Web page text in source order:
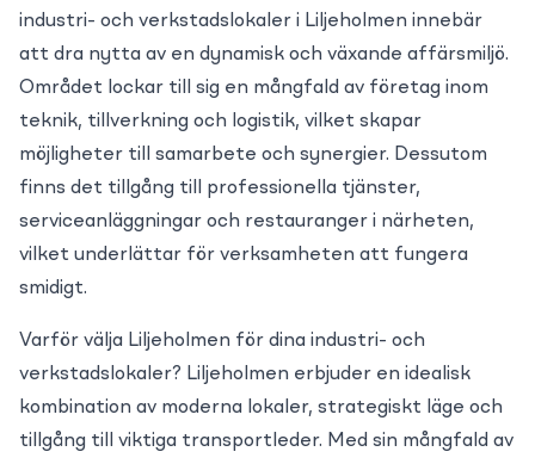
industri- och verkstadslokaler i Liljeholmen innebär
att dra nytta av en dynamisk och växande affärsmiljö.
Området lockar till sig en mångfald av företag inom
teknik, tillverkning och logistik, vilket skapar
möjligheter till samarbete och synergier. Dessutom
finns det tillgång till professionella tjänster,
serviceanläggningar och restauranger i närheten,
vilket underlättar för verksamheten att fungera
smidigt.
Varför välja Liljeholmen för dina industri- och
verkstadslokaler? Liljeholmen erbjuder en idealisk
kombination av moderna lokaler, strategiskt läge och
tillgång till viktiga transportleder. Med sin mångfald av